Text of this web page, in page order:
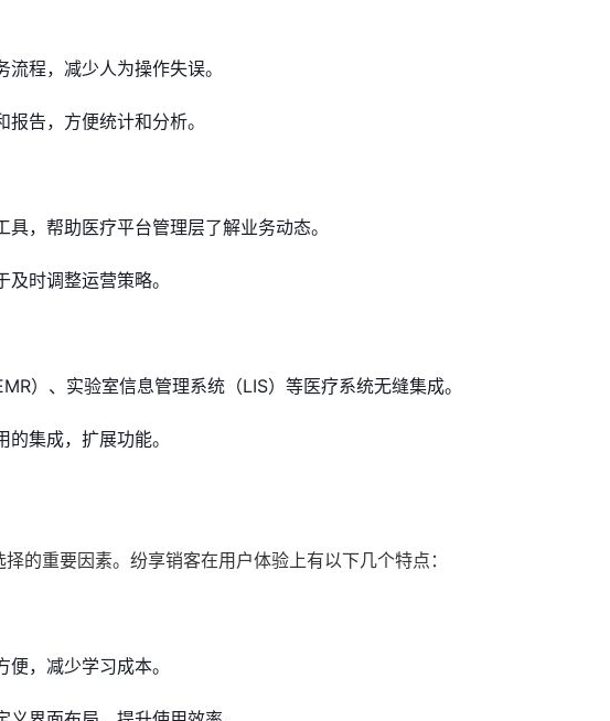
程，减少人为操作失误。
告，方便统计和分析。
，帮助医疗平台管理层了解业务动态。
时调整运营策略。
）、实验室信息管理系统（LIS）等医疗系统无缝集成。
集成，扩展功能。
的重要因素。纷享销客在用户体验上有以下几个特点：
，减少学习成本。